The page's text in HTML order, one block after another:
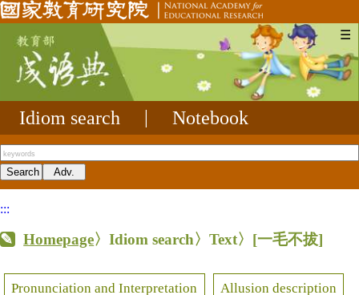
☰
Idiom search Notebook
:::
Homepage〉Idiom search〉Text〉 [一毛不拔]
Pronunciation and Interpretation Allusion description